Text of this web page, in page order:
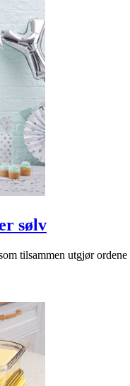
sølv
tilsammen utgjør